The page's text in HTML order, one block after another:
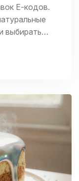
Е-кодов.
выбирать